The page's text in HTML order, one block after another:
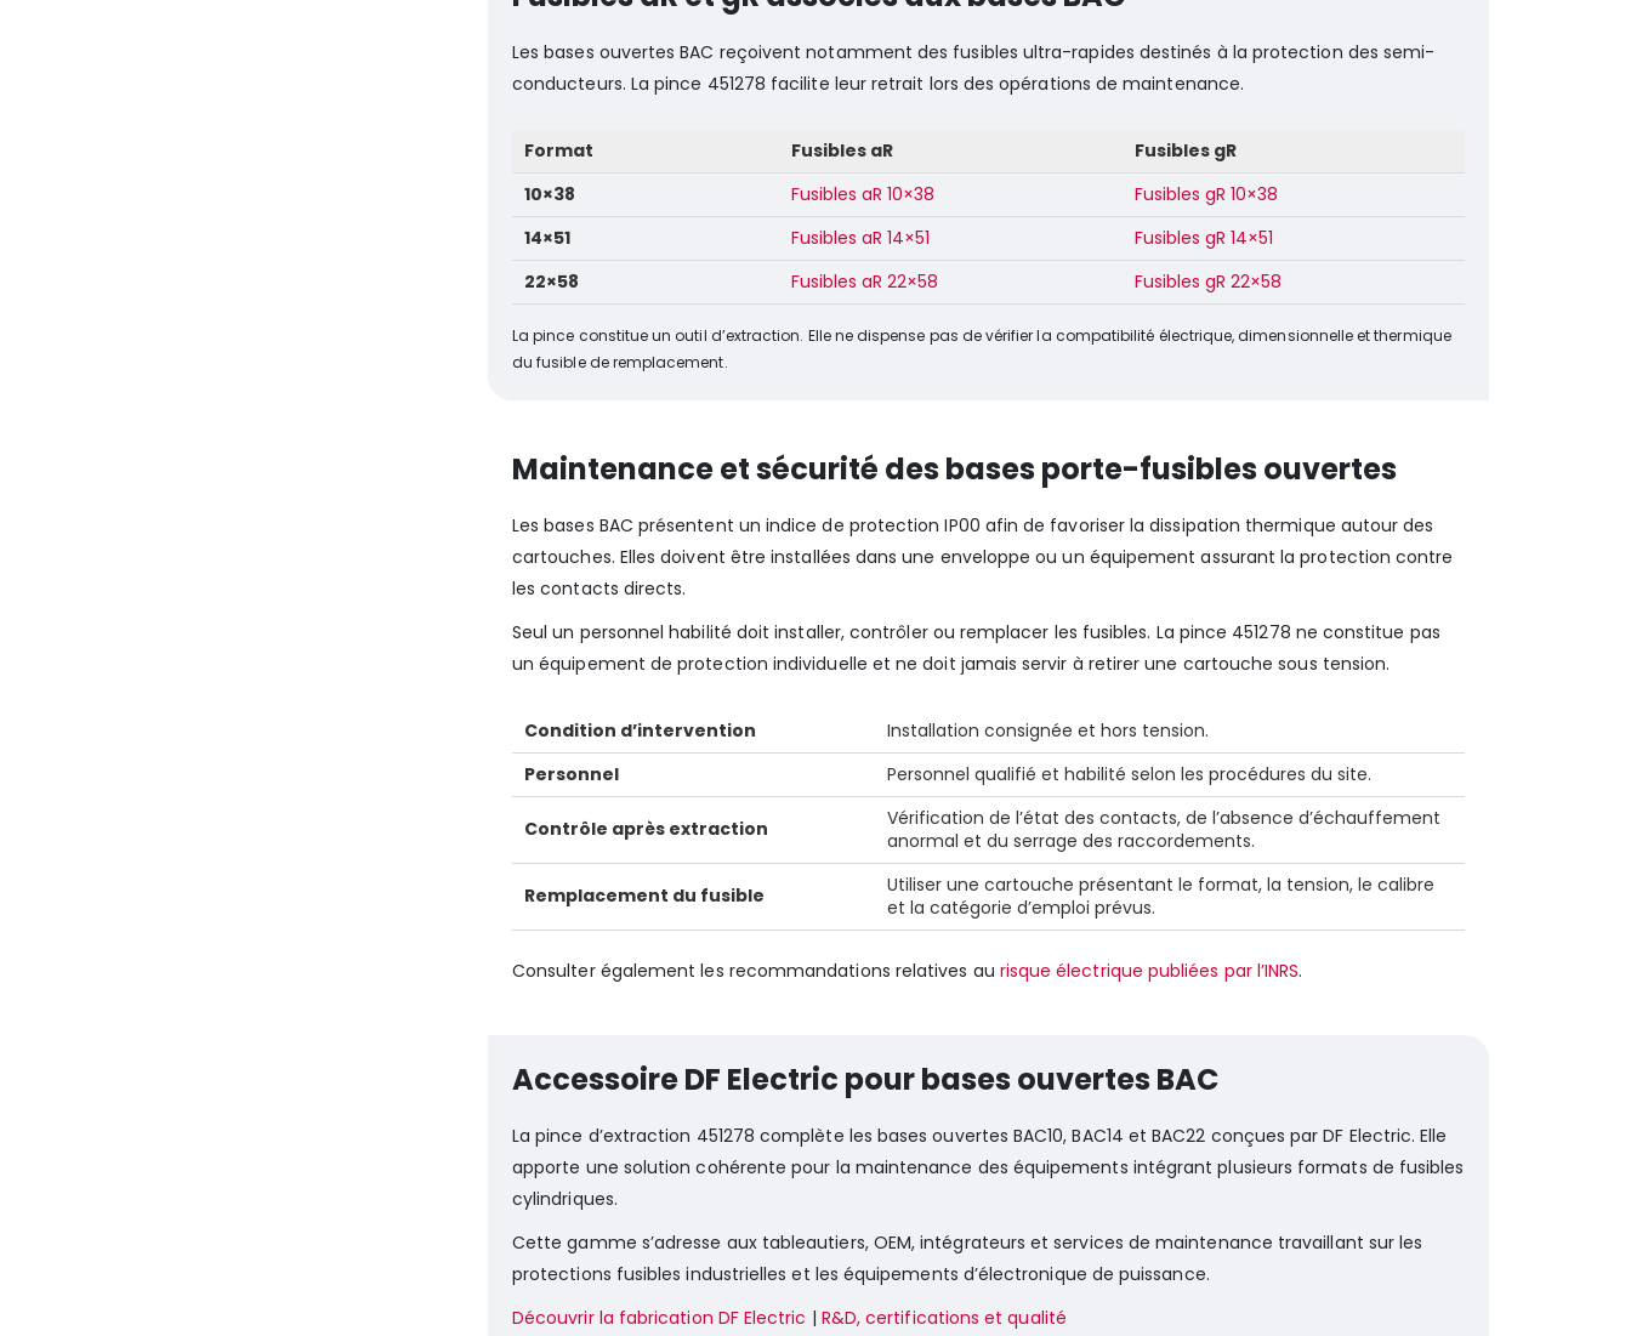
Les bases ouvertes BAC reçoivent notamment des fusibles ultra-rapides destinés à la protection des semi-
conducteurs. La pince 451278 facilite leur retrait lors des opérations de maintenance.
Format Fusibles aR
Fusibles gR
10×38
Fusibles aR 10×38
Fusibles gR 10×38
14×51
Fusibles aR 14×51
Fusibles gR 14×51
22×58
Fusibles aR 22×58 Fusibles gR 22×58
La pince constitue un outil d’extraction. Elle ne dispense pas de vérifier la compatibilité électrique, dimensionnelle et thermique
du fusible de remplacement.
Maintenance et sécurité des bases porte-fusibles ouvertes
Les bases BAC présentent un indice de protection IP00 afin de favoriser la dissipation thermique autour des
cartouches. Elles doivent être installées dans une enveloppe ou un équipement assurant la protection contre
les contacts directs.
Seul un personnel habilité doit installer, contrôler ou remplacer les fusibles. La pince 451278 ne constitue pas
un équipement de protection individuelle et ne doit jamais servir à retirer une cartouche sous tension.
Condition d’intervention
Installation consignée et hors tension.
Personnel
Personnel qualifié et habilité selon les procédures du site.
Contrôle après extraction
Vérification de l’état des contacts, de l’absence d’échauffement
anormal et du serrage des raccordements.
Remplacement du fusible
Utiliser une cartouche présentant le format, la tension, le calibre
et la catégorie d’emploi prévus.
Consulter également les recommandations relatives au risque électrique publiées par l’INRS.
Accessoire DF Electric pour bases ouvertes BAC
La pince d’extraction 451278 complète les bases ouvertes BAC10, BAC14 et BAC22 conçues par DF Electric. Elle
apporte une solution cohérente pour la maintenance des équipements intégrant plusieurs formats de fusibles
cylindriques.
Cette gamme s’adresse aux tableautiers, OEM, intégrateurs et services de maintenance travaillant sur les
protections fusibles industrielles et les équipements d’électronique de puissance.
Découvrir la fabrication DF Electric | R&D, certifications et qualité